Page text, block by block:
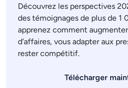
Découvrez les perspectives
des témoignages de plus de 1
apprenez comment
d'affaires, vous adapter aux
rester compétitif.
Télécharger